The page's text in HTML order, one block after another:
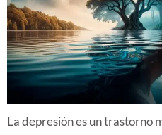
La depresión es un trastorno